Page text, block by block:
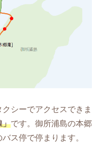
シーでアクセスできま
」です。御所浦島の本郷
ス停で停まります。